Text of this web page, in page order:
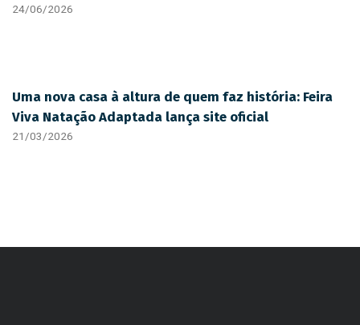
24/06/2026
Uma nova casa à altura de quem faz história: Feira
Viva Natação Adaptada lança site oficial
21/03/2026